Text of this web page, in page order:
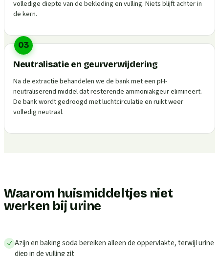
volledige diepte van de bekleding en vulling. Niets blijft achter in
de kern.
03
Neutralisatie en geurverwijdering
Na de extractie behandelen we de bank met een pH-
neutraliserend middel dat resterende ammoniakgeur elimineert.
De bank wordt gedroogd met luchtcirculatie en ruikt weer
volledig neutraal.
Waarom huismiddeltjes niet
werken bij urine
Azijn en baking soda bereiken alleen de oppervlakte, terwijl urine
diep in de vulling zit